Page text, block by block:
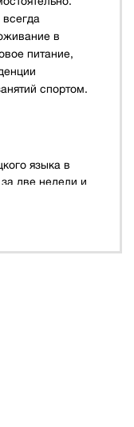
в
питание,
спортом.
языка в
две недели и
общего
подготовкой к